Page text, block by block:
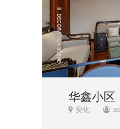
华鑫小区
安化